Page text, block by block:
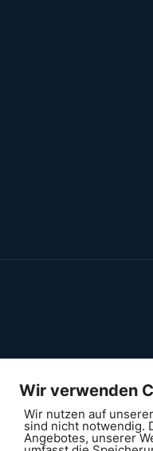
Deutschlandweit.
bis zur
Wir verwenden
Wir nutzen auf
sind nicht notwendig.
Angebotes, unserer